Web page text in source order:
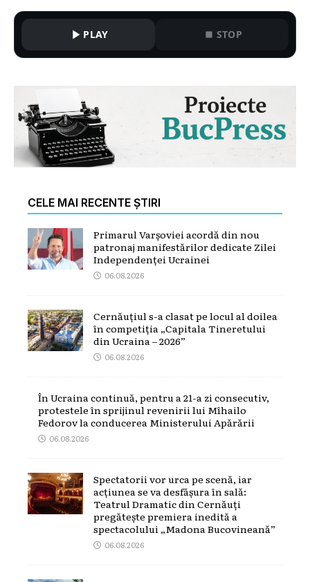
PLAY STOP
CELE MAI RECENTE ȘTIRI
Primarul Varșoviei acordă din nou
patronaj manifestărilor dedicate Zilei
Independenței Ucrainei
06.08.2026
Cernăuțiul s-a clasat pe locul al doilea
în competiția „Capitala Tineretului
din Ucraina – 2026”
06.08.2026
În Ucraina continuă, pentru a 21-a zi consecutiv,
protestele în sprijinul revenirii lui Mîhailo
Fedorov la conducerea Ministerului Apărării
06.08.2026
Spectatorii vor urca pe scenă, iar
acțiunea se va desfășura în sală:
Teatrul Dramatic din Cernăuți
pregătește premiera inedită a
spectacolului „Madona Bucovineană”
06.08.2026